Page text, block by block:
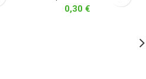
0,30 €